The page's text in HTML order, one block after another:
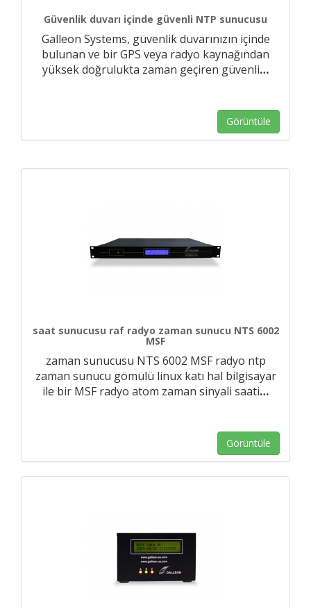
Güvenlik duvarı içinde güvenli NTP sunucusu
Galleon Systems, güvenlik duvarınızın içinde
bulunan ve bir GPS veya radyo kaynağından
yüksek doğrulukta zaman geçiren güvenli…
Görüntüle
saat sunucusu raf radyo zaman sunucu NTS 6002
MSF
zaman sunucusu NTS 6002 MSF radyo ntp
zaman sunucu gömülü linux katı hal bilgisayar
ile bir MSF radyo atom zaman sinyali saati…
Görüntüle